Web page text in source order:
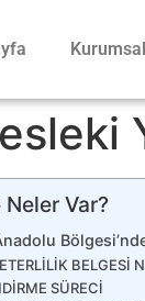
Kurumsal
Var?
BELGESİ
SÜRECİ